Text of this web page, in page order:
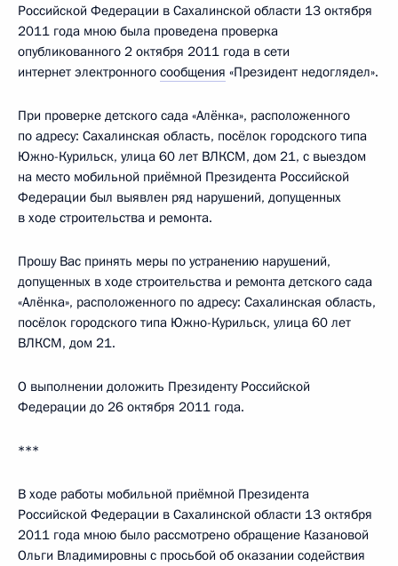
Российской Федерации в Сахалинской области 13 октября
2011 года мною была проведена проверка
опубликованного 2 октября 2011 года в сети
интернет электронного сообщения «Президент недоглядел».
При проверке детского сада «Алёнка», расположенного
по адресу: Сахалинская область, посёлок городского типа
Южно-Курильск, улица 60 лет ВЛКСМ, дом 21, с выездом
на место мобильной приёмной Президента Российской
Федерации был выявлен ряд нарушений, допущенных
в ходе строительства и ремонта.
Прошу Вас принять меры по устранению нарушений,
допущенных в ходе строительства и ремонта детского сада
«Алёнка», расположенного по адресу: Сахалинская область,
посёлок городского типа Южно-Курильск, улица 60 лет
ВЛКСМ, дом 21.
О выполнении доложить Президенту Российской
Федерации до 26 октября 2011 года.
***
В ходе работы мобильной приёмной Президента
Российской Федерации в Сахалинской области 13 октября
2011 года мною было рассмотрено обращение Казановой
Ольги Владимировны с просьбой об оказании содействия